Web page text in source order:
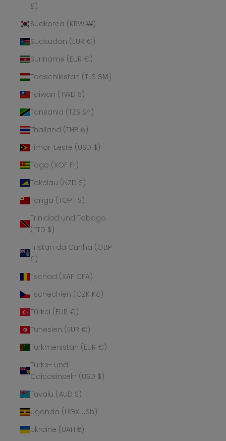
£)
Südkorea (KRW ₩)
Südsudan (EUR €)
Suriname (EUR €)
Tadschikistan (TJS ЅМ)
Taiwan (TWD $)
Tansania (TZS Sh)
Thailand (THB ฿)
Timor-Leste (USD $)
Togo (XOF Fr)
Tokelau (NZD $)
Tonga (TOP T$)
Trinidad und Tobago
(TTD $)
Tristan da Cunha (GBP
£)
Tschad (XAF CFA)
Tschechien (CZK Kč)
Türkei (EUR €)
Tunesien (EUR €)
Turkmenistan (EUR €)
Turks- und
Caicosinseln (USD $)
Tuvalu (AUD $)
Uganda (UGX USh)
Ukraine (UAH ₴)